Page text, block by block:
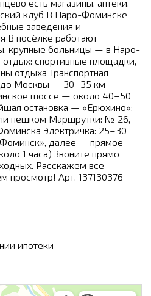
есть магазины, аптеки,
клуб В Наро-Фоминске
заведения и
В посёлке работают
крупные больницы — в Наро-
спортивные площадки,
отдыха Транспортная
до Москвы — 30–35 км
шоссе — около 40–50
остановка — «Ерюхино»:
пешком Маршрутки: № 26,
Электричка: 25–30
далее — прямое
1 часа) Звоните прямо
Расскажем все
просмотр! Арт. 137130376
ипотеки